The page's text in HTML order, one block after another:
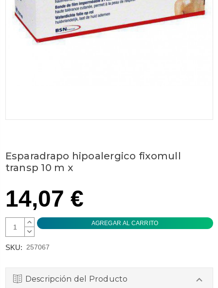
Esparadrapo hipoalergico fixomull
transp 10 m x
14,07 €
AUMENTAR
CANTIDAD:
DISMINUIR
SKU: 257067
Descripción del Producto